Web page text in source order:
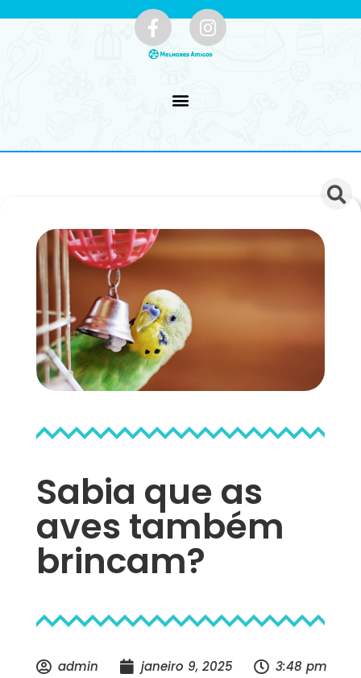
Sabia que as
aves também
brincam?
admin janeiro 9, 2025 3:48 pm